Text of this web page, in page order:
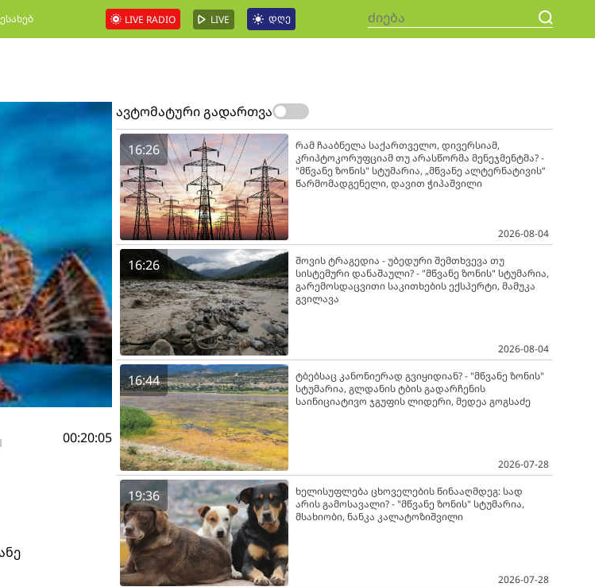
LIVE RADIO LIVE დღე
00:20:05
ავტომატური გადართვა
16:26
რამ ჩააბნელა საქართველო, დივერსიამ,
კრიპტოკორუფციამ თუ არასწორმა მენეჯმენტმა? -
"მწვანე ზონის" სტუმარია, „მწვანე ალტერნატივის“
წარმომადგენელი, დავით ჭიპაშვილი
2026-08-04
16:26
შოვის ტრაგედია - უბედური შემთხვევა თუ
სისტემური დანაშაული? - "მწვანე ზონის" სტუმარია,
გარემოსდაცვითი საკითხების ექსპერტი, მამუკა
გვილავა
2026-08-04
16:44
ტბებსაც კანონიერად გვიყიდიან? - "მწვანე ზონის"
სტუმარია, გლდანის ტბის გადარჩენის
საინიციატივო ჯგუფის ლიდერი, მედეა გოგსაძე
2026-07-28
19:36
ხელისუფლება ცხოველების წინააღმდეგ: სად
არის გამოსავალი? - "მწვანე ზონის" სტუმარია,
მსახიობი, ნანკა კალატოზიშვილი
2026-07-28